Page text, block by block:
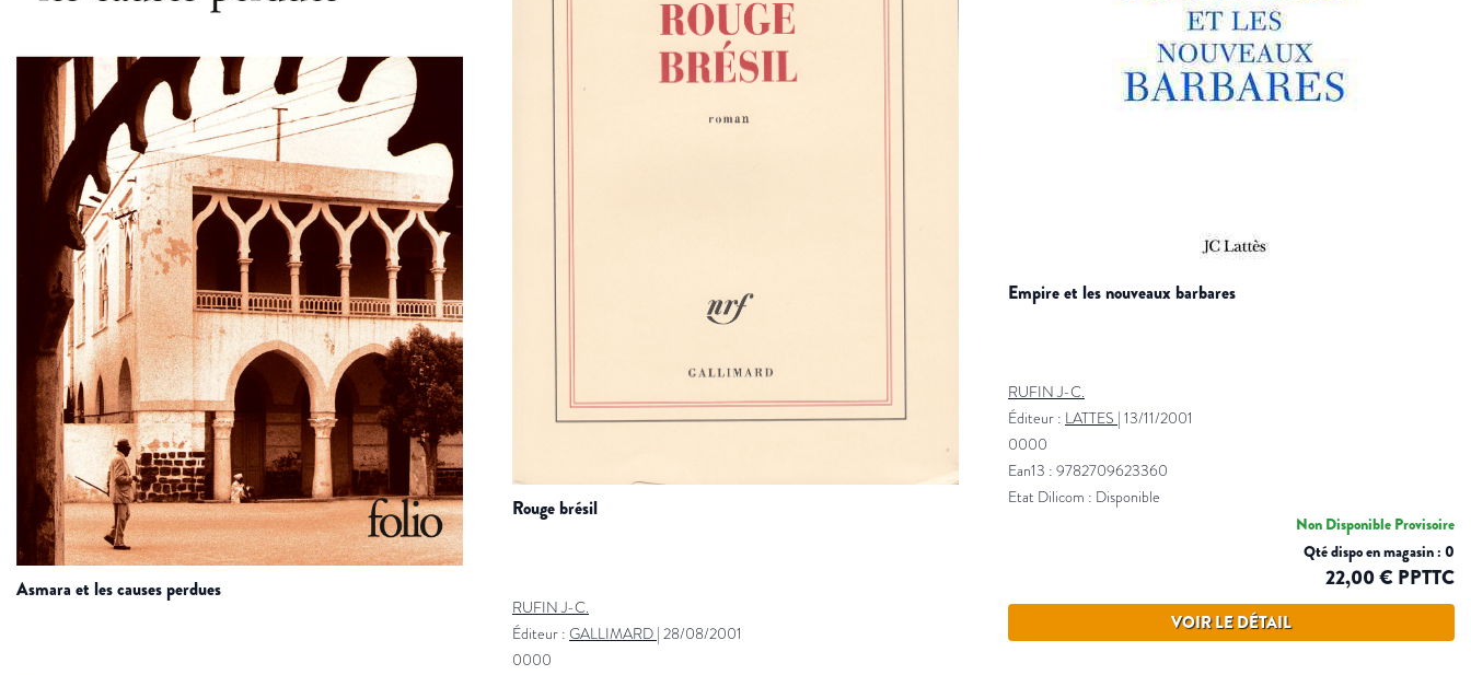
asmara et les causes perdues
rouge brésil
RUFIN J-C.
Éditeur : GALLIMARD 28/08/2001
0000
empire et les nouveaux barbares
RUFIN J-C.
Éditeur : LATTES | 13/11/2001
0000
Ean13 : 9782709623360
Etat Dilicom : Disponible
Non Disponible Provisoire
Qté dispo en magasin : 0
22,00 € PPTTC
VOIR LE DÉTAIL